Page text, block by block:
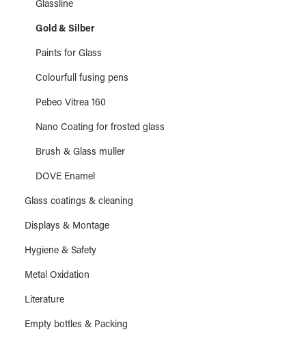
Glassline
Gold & Silber
Paints for Glass
Colourfull fusing pens
Pebeo Vitrea 160
Nano Coating for frosted glass
Brush & Glass muller
DOVE Enamel
Glass coatings & cleaning
Displays & Montage
Hygiene & Safety
Metal Oxidation
Literature
Empty bottles & Packing